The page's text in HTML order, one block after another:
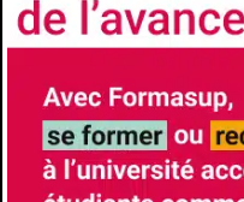
Niveau d’accès
3e année
Prérequis
Licence à dominante
Comment
https://sciences.univ-